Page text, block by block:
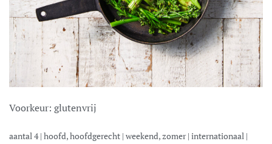
Voorkeur: glutenvrij
aantal 4| hoofd, hoofdgerecht | weekend, zomer| internationaal |